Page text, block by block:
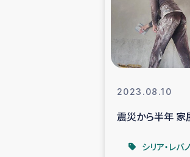
2023.08.10
震災から半年 家
シリア・レバ